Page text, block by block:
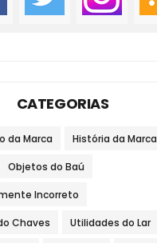
CATEGORIAS
da Marca História da Marca
Objetos do Baú
Incorreto
Chaves Utilidades do Lar